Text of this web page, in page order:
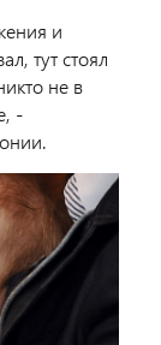
и
тут стоял
не в
-